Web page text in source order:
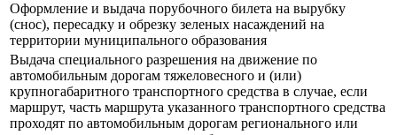
Оформление и выдача порубочного билета на вырубку
(снос), пересадку и обрезку зеленых насаждений на
территории муниципального образования
Выдача специального разрешения на движение по
автомобильным дорогам тяжеловесного и (или)
крупногабаритного транспортного средства в случае, если
маршрут, часть маршрута указанного транспортного средства
проходят по автомобильным дорогам регионального или